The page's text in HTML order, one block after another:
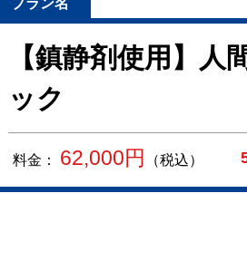
【鎮静剤使用】
ック
料金： 62,000円 （税込）